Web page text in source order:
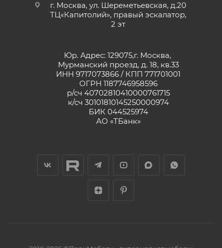
г. Москва, ул. Шереметьевская, д.20
ТЦ«Капитолий», правый эскалатор,
2 эт
Юр. Адрес: 129075,г. Москва,
Мурманский проезд, д. 18, кв.33
ИНН 9717073866 / КПП 771701001
ОГРН 1187746958596
р/сч 40702810410000761715
к/сч 30101810145250000974
БИК 044525974
АО «ТБанк»